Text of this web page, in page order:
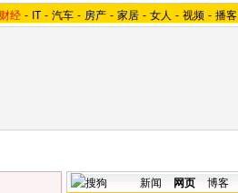
财经 - IT - 汽车 - 房产 - 家居 - 女人 - 视频 - 播客
新闻 网页 博客